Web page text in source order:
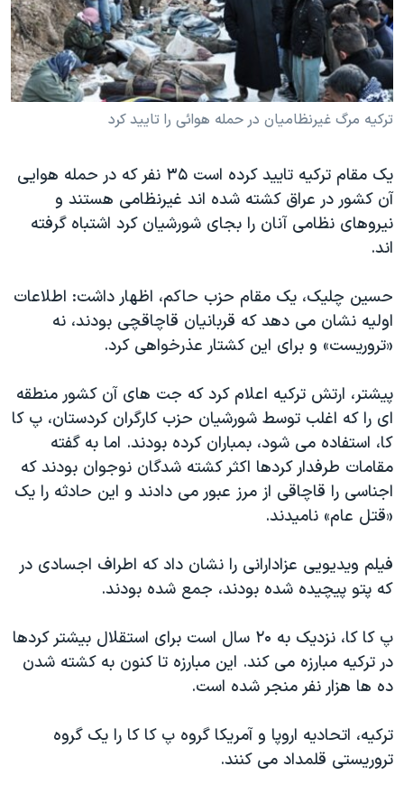
فرهنگ و زندگی
حقوق شهروندی
اقتصادی
علم و فناوری
گالری عکس
آرشیو پخش زنده
مستندها
انتخابات ریاست جمهوری آمریکا ۲۰۲۴
حمله جمهوری اسلامی به اسرائیل
رمز مهسا
اعتراضات زن، زندگی، آزادی
مجموعه مستندهای دادخواهی
چهل سال گروگان‌گیری
قانون شفافیت دارائی کادر رهبری ایران
اسرائیل در جنگ
نرگس محمدی برنده جایزه نوبل صلح
همایش محافظه‌کاران آمریکا «سی‌پک»
صفحه‌های ویژه
دنبال کنید
ترکیه مرگ غیرنظامیان در حمله هوائی را تایید کرد
یک مقام ترکیه تایید کرده است ۳۵ نفر که در حمله هوايی
آن کشور در عراق کشته شده اند غیرنظامی هستند و
نیروهای نظامی آنان را بجای شورشیان کرد اشتباه گرفته
اند.
حسين چليک، يک مقام حزب حاکم، اظهار داشت: اطلاعات
اولیه نشان می دهد که قربانیان قاچاقچی بودند، نه
«تروریست» و برای اين کشتار عذرخواهی کرد.
پیشتر، ارتش ترکیه اعلام کرد که جت های آن کشور منطقه
ای را که اغلب توسط شورشيان حزب کارگران کردستان، پ کا
کا، استفاده می شود، بمباران کرده بودند. اما به گفته
مقامات طرفدار کردها اکثر کشته شدگان نوجوان بودند که
اجناسی را قاچاقی از مرز عبور می دادند و اين حادثه را یک
«قتل عام» ناميدند.
فیلم ويديويی عزادارانی را نشان داد که اطراف اجسادی در
که پتو پیچیده شده بودند، جمع شده بودند.
پ کا کا، نزدیک به ۲۰ سال است برای استقلال بیشتر کردها
در ترکیه مبارزه می کند. اين مبارزه تا کنون به کشته شدن
ده ها هزار نفر منجر شده است.
ترکیه، اتحادیه اروپا و آمريکا گروه پ کا کا را يک گروه
تروريستی قلمداد می کنند.